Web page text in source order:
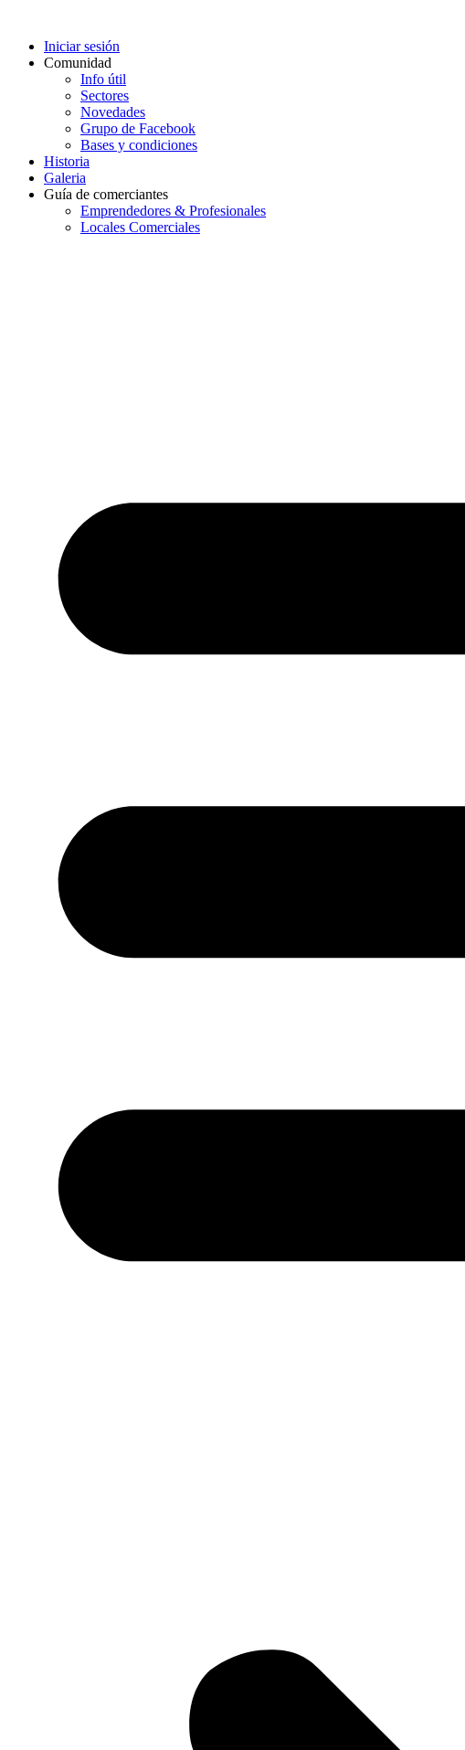
Iniciar sesión
Comunidad
Info útil
Sectores
Novedades
Grupo de Facebook
Bases y condiciones
Historia
Galeria
Guía de comerciantes
Emprendedores & Profesionales
Locales Comerciales